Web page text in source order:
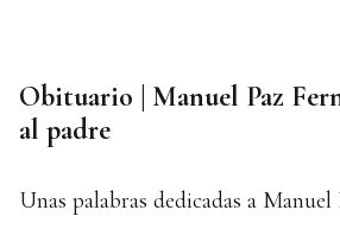
Obituario | Manuel Paz
al padre
Unas palabras dedicadas a Manuel